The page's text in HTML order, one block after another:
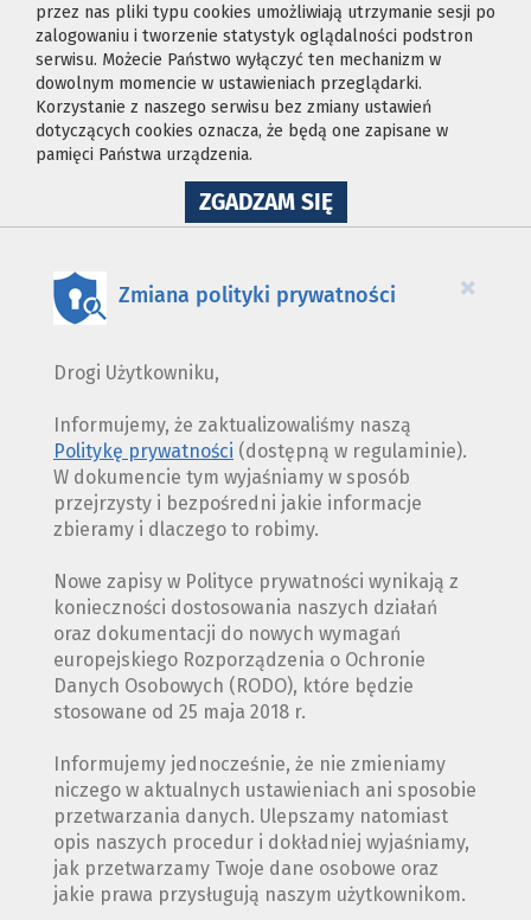
przez nas pliki typu cookies umożliwiają utrzymanie sesji po
zalogowaniu i tworzenie statystyk oglądalności podstron
serwisu. Możecie Państwo wyłączyć ten mechanizm w
dowolnym momencie w ustawieniach przeglądarki.
Korzystanie z naszego serwisu bez zmiany ustawień
dotyczących cookies oznacza, że będą one zapisane w
pamięci Państwa urządzenia.
ZGADZAM SIĘNA
WYKORZYSTANIE
×
Zmiana polityki prywatności
Drogi Użytkowniku,
Informujemy, że zaktualizowaliśmy naszą
Politykę prywatności (dostępną w regulaminie).
W dokumencie tym wyjaśniamy w sposób
przejrzysty i bezpośredni jakie informacje
zbieramy i dlaczego to robimy.
Nowe zapisy w Polityce prywatności wynikają z
konieczności dostosowania naszych działań
oraz dokumentacji do nowych wymagań
europejskiego Rozporządzenia o Ochronie
Danych Osobowych (RODO), które będzie
stosowane od 25 maja 2018 r.
Informujemy jednocześnie, że nie zmieniamy
niczego w aktualnych ustawieniach ani sposobie
przetwarzania danych. Ulepszamy natomiast
opis naszych procedur i dokładniej wyjaśniamy,
jak przetwarzamy Twoje dane osobowe oraz
jakie prawa przysługują naszym użytkownikom.